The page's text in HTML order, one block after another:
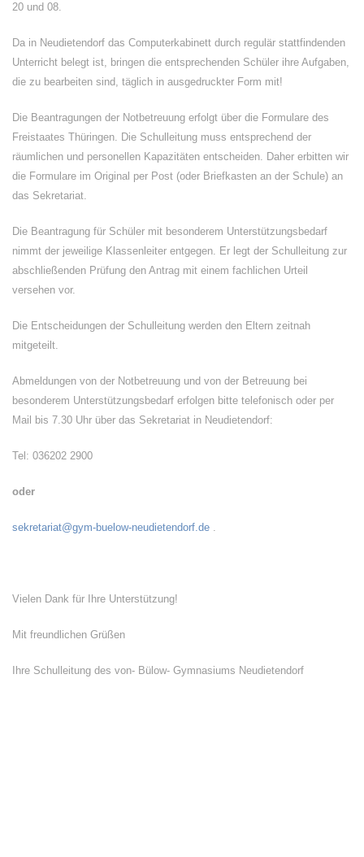
20 und 08.
Da in Neudietendorf das Computerkabinett durch regulär stattfindenden
Unterricht belegt ist, bringen die entsprechenden Schüler ihre Aufgaben,
die zu bearbeiten sind, täglich in ausgedruckter Form mit!
Die Beantragungen der Notbetreuung erfolgt über die Formulare des
Freistaates Thüringen. Die Schulleitung muss entsprechend der
räumlichen und personellen Kapazitäten entscheiden. Daher erbitten wir
die Formulare im Original per Post (oder Briefkasten an der Schule) an
das Sekretariat.
Die Beantragung für Schüler mit besonderem Unterstützungsbedarf
nimmt der jeweilige Klassenleiter entgegen. Er legt der Schulleitung zur
abschließenden Prüfung den Antrag mit einem fachlichen Urteil
versehen vor.
Die Entscheidungen der Schulleitung werden den Eltern zeitnah
mitgeteilt.
Abmeldungen von der Notbetreuung und von der Betreuung bei
besonderem Unterstützungsbedarf erfolgen bitte telefonisch oder per
Mail bis 7.30 Uhr über das Sekretariat in Neudietendorf:
Tel: 036202 2900
oder
sekretariat@gym-buelow-neudietendorf.de .
Vielen Dank für Ihre Unterstützung!
Mit freundlichen Grüßen
Ihre Schulleitung des von- Bülow- Gymnasiums Neudietendorf